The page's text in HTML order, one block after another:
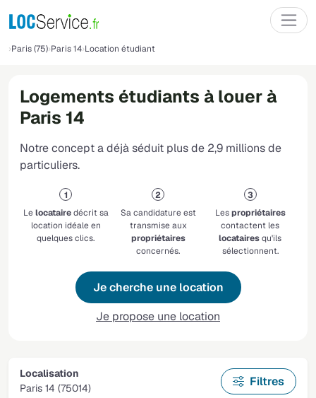
Paris (75) Paris 14 Location étudiant
Logements étudiants à louer à
Paris 14
Notre concept a déjà séduit plus de 2,9 millions de
particuliers.
Lelocatairedécrit sa
location idéale en
quelques clics.
Sa candidature est
transmise aux
propriétaires
concernés.
Lespropriétaires
contactent les
locatairesqu'ils
sélectionnent.
Je cherche une location
Je propose une location
Localisation
Paris 14 (75014)
Filtres